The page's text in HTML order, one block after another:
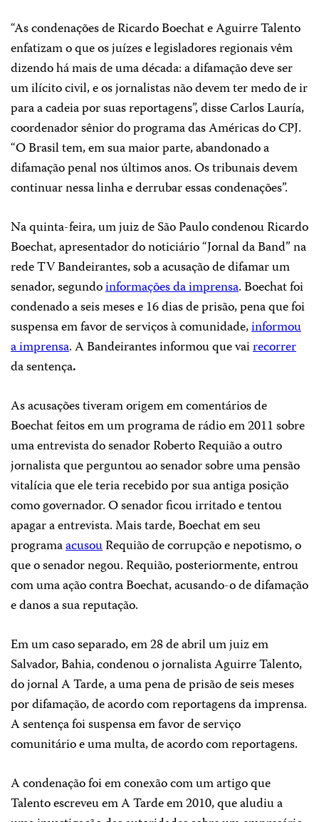
“As condenações de Ricardo Boechat e Aguirre Talento
enfatizam o que os juízes e legisladores regionais vêm
dizendo há mais de uma década: a difamação deve ser
um ilícito civil, e os jornalistas não devem ter medo de ir
para a cadeia por suas reportagens”, disse Carlos Lauría,
coordenador sênior do programa das Américas do CPJ.
“O Brasil tem, em sua maior parte, abandonado a
difamação penal nos últimos anos. Os tribunais devem
continuar nessa linha e derrubar essas condenações”.
Na quinta-feira, um juiz de São Paulo condenou Ricardo
Boechat, apresentador do noticiário “Jornal da Band” na
rede TV Bandeirantes, sob a acusação de difamar um
senador, segundoinformações da imprensa. Boechat foi
condenado a seis meses e 16 dias de prisão, pena que foi
suspensa em favor de serviços à comunidade,informou
a imprensa. A Bandeirantes informou que vairecorrer
da sentença.
As acusações tiveram origem em comentários de
Boechat feitos em um programa de rádio em 2011 sobre
uma entrevista do senador Roberto Requião a outro
jornalista que perguntou ao senador sobre uma pensão
vitalícia que ele teria recebido por sua antiga posição
como governador. O senador ficou irritado e tentou
apagar a entrevista. Mais tarde, Boechat em seu
programaacusouRequião de corrupção e nepotismo, o
que o senador negou. Requião, posteriormente, entrou
com uma ação contra Boechat, acusando-o de difamação
e danos a sua reputação.
Em um caso separado, em 28 de abril um juiz em
Salvador, Bahia, condenou o jornalista Aguirre Talento,
do jornal A Tarde, a uma pena de prisão de seis meses
por difamação, de acordo com reportagens da imprensa.
A sentença foi suspensa em favor de serviço
comunitário e uma multa, de acordo com reportagens.
A condenação foi em conexão com um artigo que
Talento escreveu em A Tarde em 2010, que aludiu a